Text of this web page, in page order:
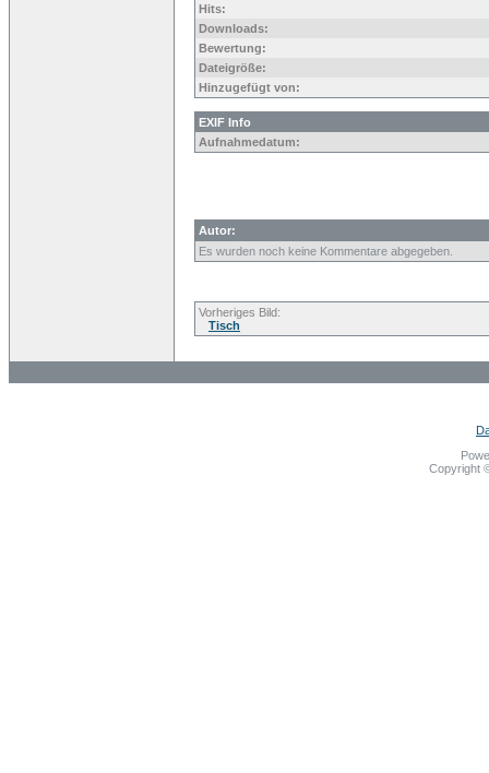
Hits:
Downloads:
Bewertung:
Dateigröße:
Hinzugefügt von:
EXIF Info
Aufnahmedatum:
Autor:
Es wurden noch keine Kommentare abgegeben.
Vorheriges Bild:
Tisch
Copyright